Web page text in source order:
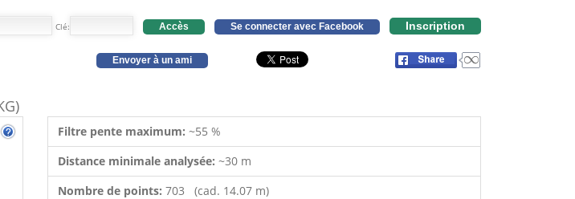
Clé: Accès Se connecter avec Facebook Inscription
Envoyer à un ami
Filtre pente maximum: ~55 %
Distance minimale analysée: ~30 m
Nombre de points: 703 (cad. 14.07 m)